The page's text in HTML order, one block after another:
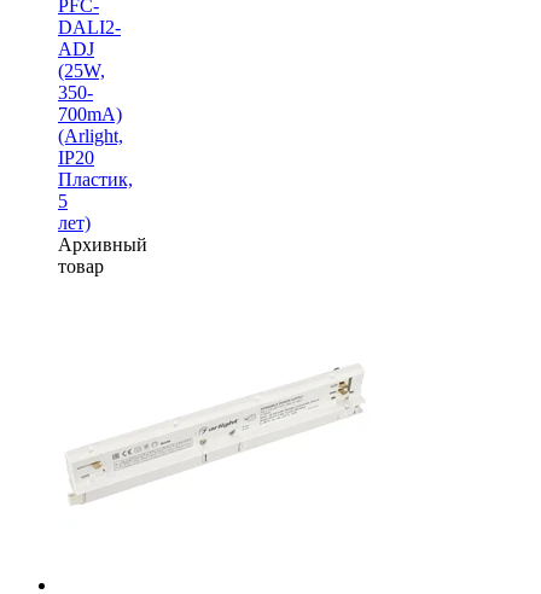
PFC-
DALI2-
ADJ
(25W,
350-
700mA)
(Arlight,
IP20
Пластик,
5
лет)
Архивный
товар